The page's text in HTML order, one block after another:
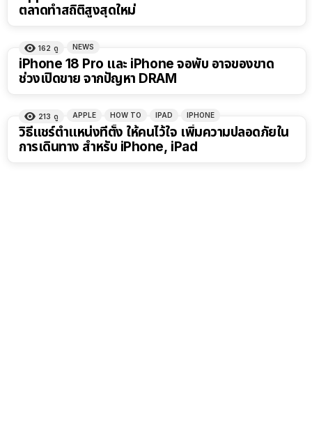
ตลาดทำสถิติสูงสุดใหม่
162 ดู NEWS
iPhone 18 Pro และ iPhone จอพับ อาจของขาด
ช่วงเปิดขาย จากปัญหา DRAM
213 ดู APPLE HOW TO IPAD IPHONE
วิธีแชร์ตำแหน่งที่ตั้ง ให้คนไว้ใจ เพิ่มความปลอดภัยใน
การเดินทาง สำหรับ iPhone, iPad